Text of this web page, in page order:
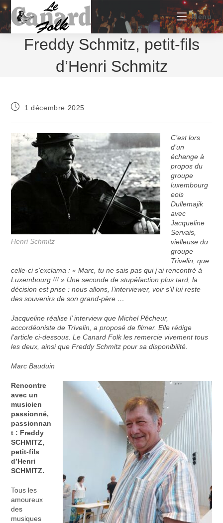
Skip
to
content
Menu
Freddy Schmitz, petit-fils
d’Henri Schmitz
Publication
1 décembre 2025
Henri Schmitz
C’est lors
d’un
échange à
propos du
groupe
luxembourg
eois
Dullemajik
avec
Jacqueline
Servais,
vielleuse du
groupe
Trivelin, que
celle-ci s’exclama : « Marc, tu ne sais pas qui j’ai rencontré à
Luxembourg !!! » Une seconde de stupéfaction plus tard, la
décision est prise : nous allons, l’interviewer, voir s’il lui reste
des souvenirs de son grand-père …
Jacqueline réalise l’ interview que Michel Pêcheur,
accordéoniste de Trivelin, a proposé de filmer. Elle rédige
l’article ci-dessous. Le Canard Folk les remercie vivement tous
les deux, ainsi que Freddy Schmitz pour sa disponibilité.
Marc Bauduin
Rencontre
avec un
musicien
passionné,
passionnan
t : Freddy
SCHMITZ,
petit-fils
d’Henri
SCHMITZ.
Tous les
amoureux
des
musiques